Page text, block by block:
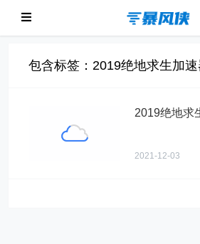
包含标签：2019绝地求生加
2019绝地求
2021-12-03